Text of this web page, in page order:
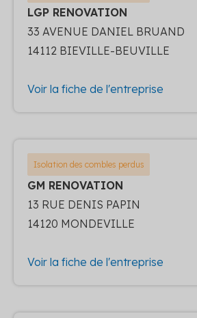
LGP RENOVATION
33 AVENUE DANIEL BRUAND
14112 BIEVILLE-BEUVILLE
Voir la fiche de l'entreprise
Isolation des combles perdus
GM RENOVATION
13 RUE DENIS PAPIN
14120 MONDEVILLE
Voir la fiche de l'entreprise